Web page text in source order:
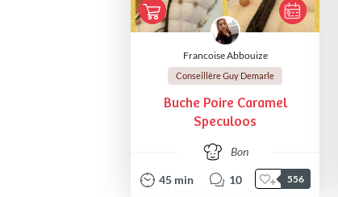
Francoise Abbouize
Conseillère Guy Demarle
Buche Poire Caramel
Speculoos
Bon
45 min 10 556